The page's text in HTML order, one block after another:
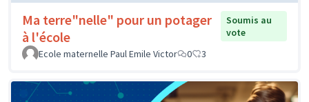
Ma terre"nelle" pour un potager
à l'école
Soumis au
vote
Ecole maternelle Paul Emile Victor
0 3